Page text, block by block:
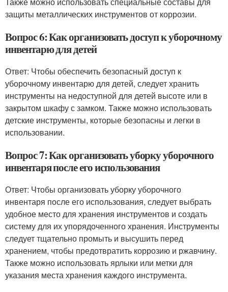
защиты металлических инструментов от коррозии.
Вопрос 6: Как организовать доступ к уборочному
инвентарю для детей
Ответ: Чтобы обеспечить безопасный доступ к
уборочному инвентарю для детей, следует хранить
инструменты на недоступной для детей высоте или в
закрытом шкафу с замком. Также можно использовать
детские инструменты, которые безопасны и легки в
использовании.
Вопрос 7: Как организовать уборку уборочного
инвентаря после его использования
Ответ: Чтобы организовать уборку уборочного
инвентаря после его использования, следует выбрать
удобное место для хранения инструментов и создать
систему для их упорядоченного хранения. Инструменты
следует тщательно промыть и высушить перед
хранением, чтобы предотвратить коррозию и ржавчину.
Также можно использовать ярлыки или метки для
указания места хранения каждого инструмента.